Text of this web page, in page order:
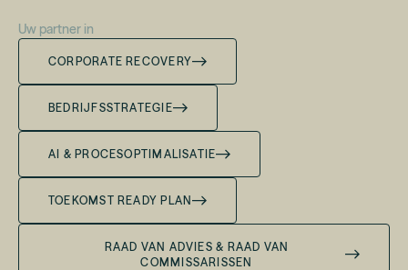
Uw partner in
CORPORATE RECOVERY
BEDRIJFSSTRATEGIE
AI & PROCESOPTIMALISATIE
TOEKOMST READY PLAN
RAAD VAN ADVIES & RAAD VAN
COMMISSARISSEN